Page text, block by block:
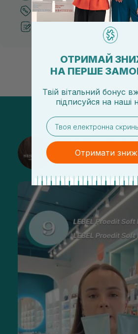
Лучшие цены и топ товары
Рекомендации от косметологов
@sisters_stelmakh в
Подписаться
ОТРИМАЙ
НА ПЕРШЕ
Твій вітальний бонус
підписуйся на наші
email
Отримати